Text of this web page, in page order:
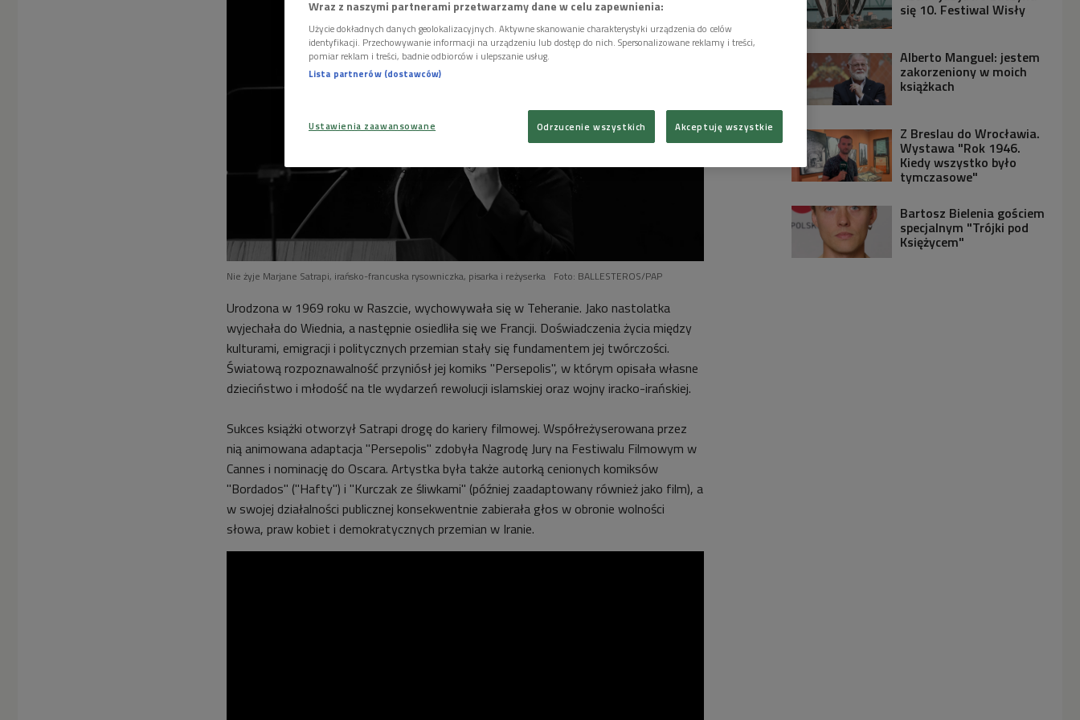
Nie żyje Marjane Satrapi, irańsko-francuska rysowniczka, pisarka i reżyserka Foto: BALLESTEROS/PAP
Urodzona w 1969 roku w Raszcie, wychowywała się w Teheranie. Jako nastolatka
wyjechała do Wiednia, a następnie osiedliła się we Francji. Doświadczenia życia między
kulturami, emigracji i politycznych przemian stały się fundamentem jej twórczości.
Światową rozpoznawalność przyniósł jej komiks "Persepolis", w którym opisała własne
dzieciństwo i młodość na tle wydarzeń rewolucji islamskiej oraz wojny iracko-irańskiej.
Sukces książki otworzył Satrapi drogę do kariery filmowej. Współreżyserowana przez
nią animowana adaptacja "Persepolis" zdobyła Nagrodę Jury na Festiwalu Filmowym w
Cannes i nominację do Oscara. Artystka była także autorką cenionych komiksów
"Bordados" ("Hafty") i "Kurczak ze śliwkami" (później zaadaptowany również jako film), a
w swojej działalności publicznej konsekwentnie zabierała głos w obronie wolności
słowa, praw kobiet i demokratycznych przemian w Iranie.
się 10. Festiwal Wisły
Alberto Manguel: jestem
zakorzeniony w moich
książkach
Z Breslau do Wrocławia.
Wystawa "Rok 1946.
Kiedy wszystko było
tymczasowe"
Bartosz Bielenia gościem
specjalnym "Trójki pod
Księżycem"
Wraz z naszymi partnerami przetwarzamy dane w celu zapewnienia:
Użycie dokładnych danych geolokalizacyjnych. Aktywne skanowanie charakterystyki urządzenia do celów
identyfikacji. Przechowywanie informacji na urządzeniu lub dostęp do nich. Spersonalizowane reklamy i treści,
pomiar reklam i treści, badnie odbiorców i ulepszanie usług.
Lista partnerów (dostawców)
Ustawienia zaawansowane Odrzucenie wszystkich Akceptuję wszystkie